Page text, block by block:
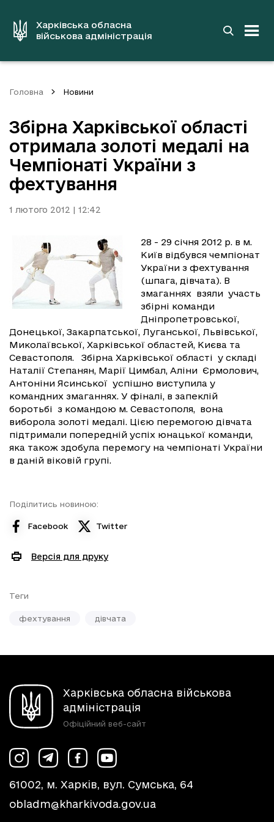
вмістуХарківська обласна
військова адміністрація
Головна Новини
Збірна Харківської області
отримала золоті медалі на
Чемпіонаті України з
фехтування
1 лютого 2012 | 12:42
28 - 29 січня 2012 р. в м.
Київ відбувся чемпіонат
України з фехтування
(шпага, дівчата). В
змаганнях взяли участь
збірні команди
Дніпропетровської,
Донецької, Закарпатської, Луганської, Львівської,
Миколаївської, Харківської областей, Києва та
Севастополя. Збірна Харківської області у складі
Наталії Степанян, Марії Цимбал, Аліни Єрмолович,
Антоніни Ясинської успішно виступила у
командних змаганнях. У фіналі, в запеклій
боротьбі з командою м. Севастополя, вона
виборола золоті медалі. Цією перемогою дівчата
підтримали попередній успіх юнацької команди,
яка також здобула перемогу на чемпіонаті України
в даній віковій групі.
Поділитись новиною:
Facebook Twitter
Версія для друку
Теги
фехтування дівчата
Харківська обласна військова
адміністрація
Офіційний веб-сайт
61002, м. Харків, вул. Сумська, 64
obladm@kharkivoda.gov.ua